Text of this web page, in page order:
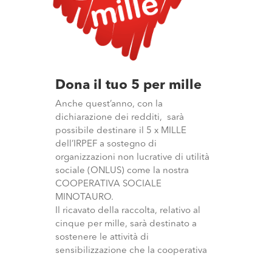
Dona il tuo 5 per mille
Anche quest’anno, con la
dichiarazione dei redditi, sarà
possibile destinare il 5 x MILLE
dell’IRPEF a sostegno di
organizzazioni non lucrative di utilità
sociale (ONLUS) come la nostra
COOPERATIVA SOCIALE
MINOTAURO.
Il ricavato della raccolta, relativo al
cinque per mille, sarà destinato a
sostenere le attività di
sensibilizzazione che la cooperativa